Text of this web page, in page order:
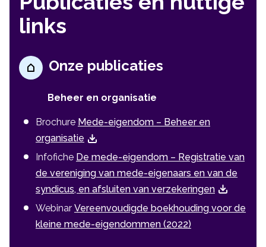
links
Onze publicaties
Beheer en organisatie
Brochure Mede-eigendom – Beheer en
organisatie
Infofiche De mede-eigendom – Registratie van
de vereniging van mede-eigenaars en van de
syndicus, en afsluiten van verzekeringen
Webinar Vereenvoudigde boekhouding voor de
kleine mede-eigendommen (2022)